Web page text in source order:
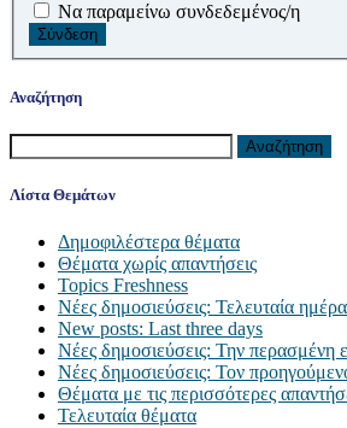
Να παραμείνω συνδεδεμένος/η
Σύνδεση
Αναζήτηση
Αναζήτηση
για:
Λίστα Θεμάτων
Δημοφιλέστερα θέματα
Θέματα χωρίς απαντήσεις
Topics Freshness
Νέες δημοσιεύσεις: Τελευταία ημέρα
New posts: Last three days
Νέες δημοσιεύσεις: Την περασμένη
Νέες δημοσιεύσεις: Τον
Θέματα με τις περισσότερες
Τελευταία θέματα